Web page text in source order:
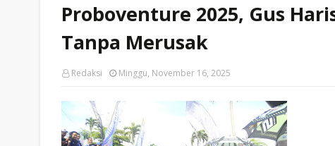
Proboventure 2025, Gus
Tanpa Merusak
Redaksi Minggu, November 16, 2025